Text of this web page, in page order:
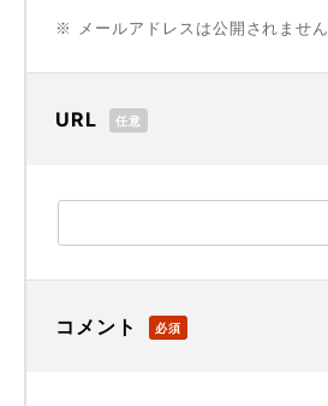
※ メールアドレスは公開されません
URL 任意
コメント 必須